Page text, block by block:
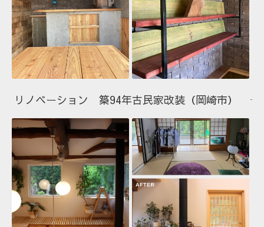
リノベーション 築94年古民家改装（岡崎市）